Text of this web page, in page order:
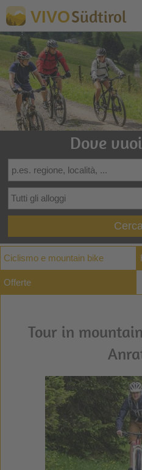
VIVOSüdtirol
Dove
Cerca
Ciclismo e mountain bike
Offerte
Tour in